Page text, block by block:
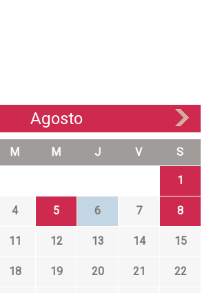
Agosto
M M J V S
1
4 5 6 7 8
11 12 13 14 15
18 19 20 21 22